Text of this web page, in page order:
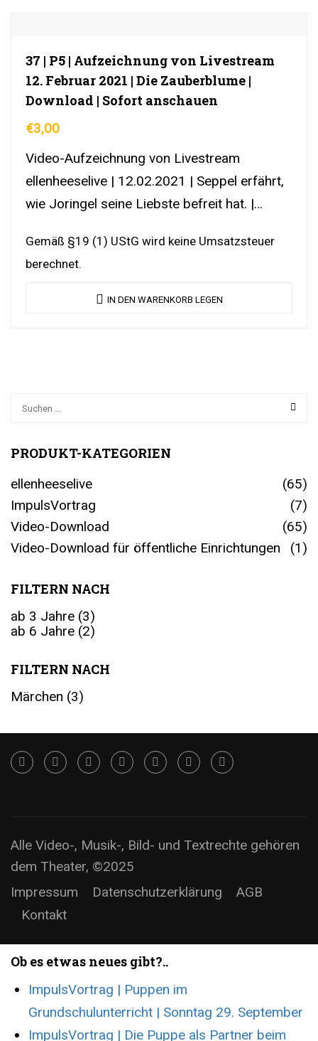
37 | P5 | Aufzeichnung von Livestream
12. Februar 2021 | Die Zauberblume |
Download | Sofort anschauen
€3,00
Video-Aufzeichnung von Livestream
ellenheeselive | 12.02.2021 | Seppel erfährt,
wie Joringel seine Liebste befreit hat. |
Gemäß §19 (1) UStG wird keine Umsatzsteuer
berechnet.
IN DEN WARENKORB LEGEN
PRODUKT-KATEGORIEN
ellenheeselive
(65)
ImpulsVortrag
(7)
Video-Download
(65)
Video-Download für öffentliche Einrichtungen
(1)
FILTERN NACH
ab 3 Jahre (3)
ab 6 Jahre (2)
FILTERN NACH
Märchen (3)
Alle Video-, Musik-, Bild- und Textrechte gehören
dem Theater, ©2025
Impressum
Datenschutzerklärung
AGB
Kontakt
Ob es etwas neues gibt?..
ImpulsVortrag | Puppen im
Grundschulunterricht | Sonntag 29. September
ImpulsVortrag | Die Puppe als Partner beim